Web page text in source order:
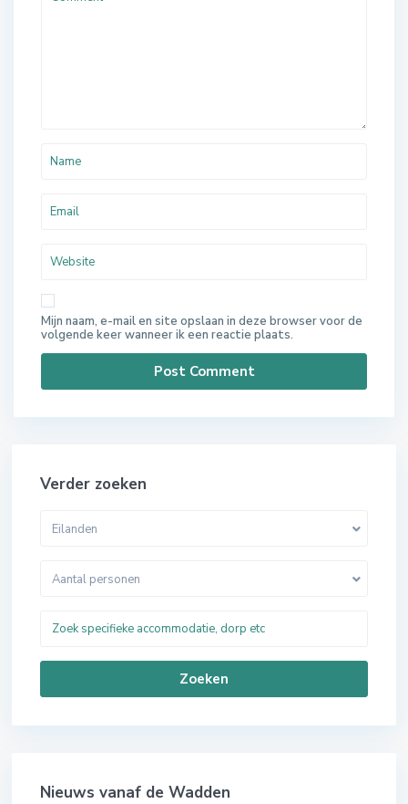
Mijn naam, e-mail en site opslaan in deze browser voor de
volgende keer wanneer ik een reactie plaats.
Verder zoeken
Eilanden
Aantal personen
Zoeken
Nieuws vanaf de Wadden